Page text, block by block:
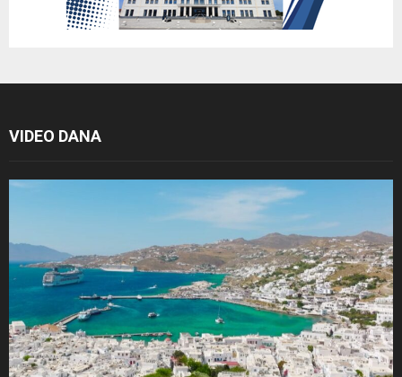
VIDEO DANA